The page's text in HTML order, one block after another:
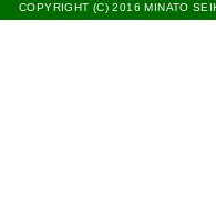
COPYRIGHT (C) 2016 MINATO